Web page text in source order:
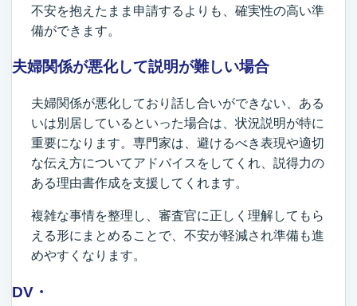
不安を抱えたまま申請するよりも、確実性の高い準
備ができます。
夫婦関係が悪化して説明が難しい場合
夫婦関係が悪化しており話し合いができない、ある
いは別居しているといった場合は、状況説明が特に
重要になります。専門家は、避けるべき表現や適切
な伝え方についてアドバイスをしてくれ、説得力の
ある理由書作成を支援してくれます。
複雑な事情を整理し、審査官に正しく理解してもら
える形にまとめることで、不安が軽減され準備も進
めやすくなります。
DV・